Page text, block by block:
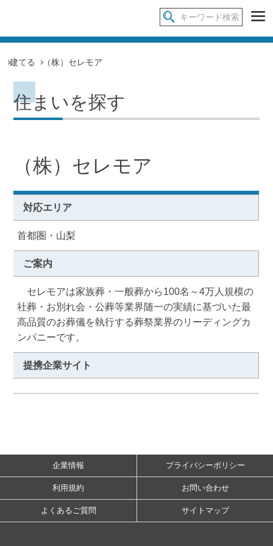
建てる （株）セレモア
住まいを探す
（株）セレモア
対応エリア
首都圏・山梨
ご案内
セレモアは家族葬・一般葬から100名～4万人規模の
社葬・お別れ会・公葬等業界随一の実績に基づいた最
高品質のお葬儀を執行する葬祭業界のリーディングカ
ンパニーです。
提携企業サイト
企業情報 プライバシーポリシー
利用規約 お問い合わせ
よくあるご質問 サイトマップ